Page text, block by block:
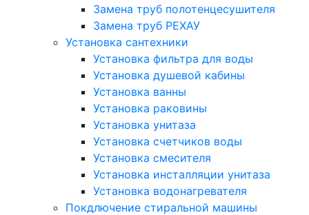
Замена труб полотенцесушителя
Замена труб РЕХАУ
Установка сантехники
Установка фильтра для воды
Установка душевой кабины
Установка ванны
Установка раковины
Установка унитаза
Установка счетчиков воды
Установка смесителя
Установка инсталляции унитаза
Установка водонагревателя
Покдлючение стиральной машины